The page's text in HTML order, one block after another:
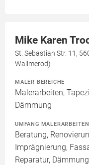
Mike Karen
St. Sebastian Str. 11,
Wallmerod)
MALER BEREICHE
Malerarbeiten,
Dämmung
UMFANG MALERARBEITEN
Beratung,
Imprägnierung,
Reparatur,